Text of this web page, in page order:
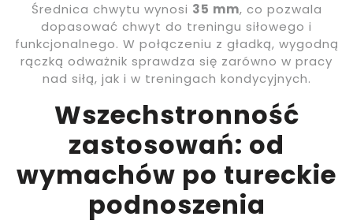
Średnica chwytu wynosi 35 mm, co pozwala
dopasować chwyt do treningu siłowego i
funkcjonalnego. W połączeniu z gładką, wygodną
rączką odważnik sprawdza się zarówno w pracy
nad siłą, jak i w treningach kondycyjnych.
Wszechstronność
zastosowań: od
wymachów po tureckie
podnoszenia